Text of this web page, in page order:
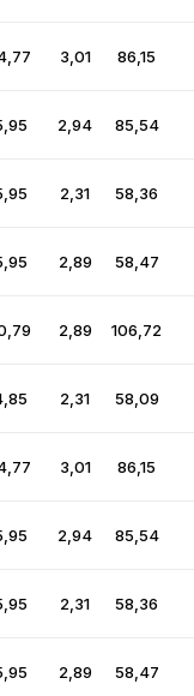
3,01 86,15
2,94 85,54
2,31 58,36
2,89 58,47
2,89 106,72
2,31 58,09
3,01 86,15
2,94 85,54
2,31 58,36
2,89 58,47